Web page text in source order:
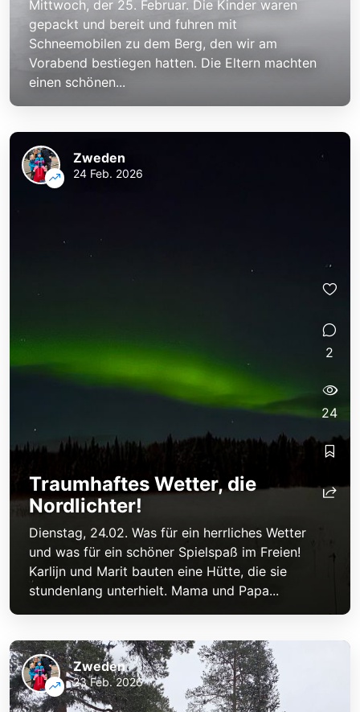
Mittwoch, der 25. Februar. Die Kinder waren
gepackt und bereit und fuhren mit
Schneemobilen zu dem Berg, den wir am
Vorabend bestiegen hatten. Die Eltern machten
einen schönen...
Traumhaftes Wetter, die
Nordlichter!
Dienstag, 24.02. Was für ein herrliches Wetter
und was für ein schöner Spielspaß im Freien!
Karlijn und Marit bauten eine Hütte, die sie
stundenlang unterhielt. Mama und Papa...
Zweden
24 Feb. 2026
2
24
Zweden
23 Feb. 2026